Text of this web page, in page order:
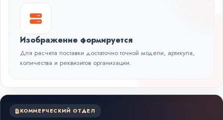
Изображение формируется
Для расчета поставки достаточно точной модели, артикула,
количества и реквизитов организации.
КОММЕРЧЕСКИЙ ОТДЕЛ